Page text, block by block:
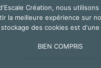
Avis suivants
Création, nous
la meilleure expérience sur
des cookies est d'une
BIEN COMPRIS